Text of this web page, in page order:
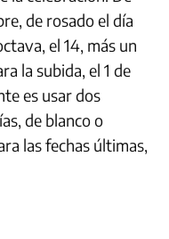
de rosado el día
el 14, más un
la subida, el 1 de
es usar dos
de blanco o
las fechas últimas,